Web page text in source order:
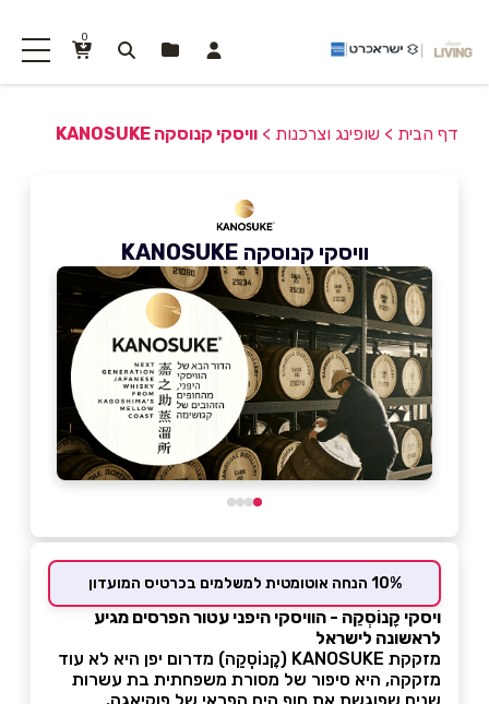
0
דף הבית > שופינג וצרכנות > וויסקי קנוסקה KANOSUKE
וויסקי קנוסקה KANOSUKE
10% הנחה אוטומטית למשלמים בכרטיס המועדון
ויסקי קָנוֹסְקֵה - הוויסקי היפני עטור הפרסים מגיע
לראשונה לישראל
מזקקת KANOSUKE (קָנוֹסְקֵה) מדרום יפן היא לא עוד
מזקקה, היא סיפור של מסורת משפחתית בת עשרות
שנים שפוגשת את חוף הים הפראי של פוקיאגה.